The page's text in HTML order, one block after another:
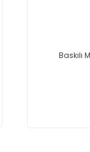
Baskılı